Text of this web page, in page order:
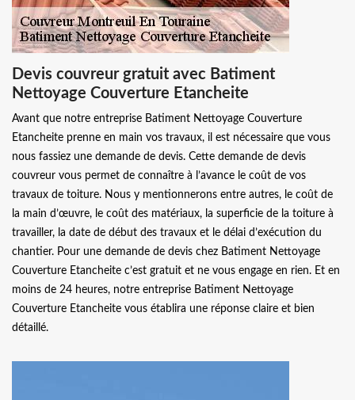
Devis couvreur gratuit avec Batiment
Nettoyage Couverture Etancheite
Avant que notre entreprise Batiment Nettoyage Couverture
Etancheite prenne en main vos travaux, il est nécessaire que vous
nous fassiez une demande de devis. Cette demande de devis
couvreur vous permet de connaître à l’avance le coût de vos
travaux de toiture. Nous y mentionnerons entre autres, le coût de
la main d’œuvre, le coût des matériaux, la superficie de la toiture à
travailler, la date de début des travaux et le délai d’exécution du
chantier. Pour une demande de devis chez Batiment Nettoyage
Couverture Etancheite c’est gratuit et ne vous engage en rien. Et en
moins de 24 heures, notre entreprise Batiment Nettoyage
Couverture Etancheite vous établira une réponse claire et bien
détaillé.